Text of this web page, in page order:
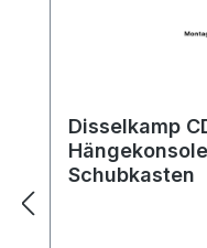
Disselkamp
Schubkasten